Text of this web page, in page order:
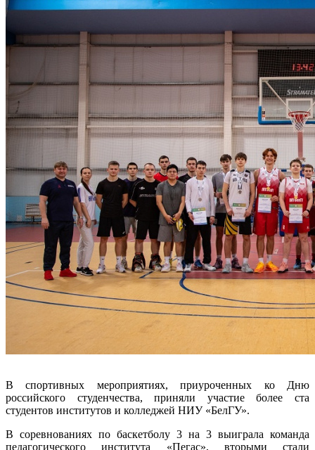
В спортивных мероприятиях, приуроченных ко Дню
российского студенчества, приняли участие более ста
студентов институтов и колледжей НИУ «БелГУ».
В соревнованиях по баскетболу 3 на 3 выиграла команда
педагогического института «Пегас», вторыми стали